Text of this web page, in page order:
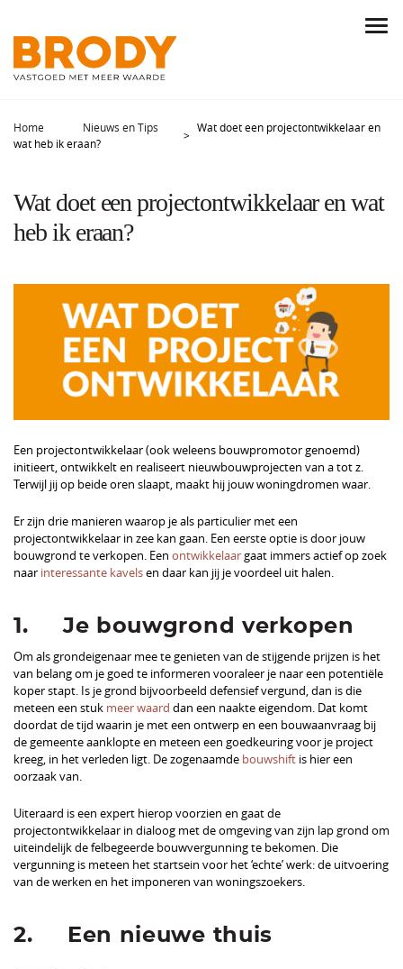
Home Nieuws en Tips
Wat doet een projectontwikkelaar en
wat heb ik eraan?
Wat doet een projectontwikkelaar en wat
heb ik eraan?
Een projectontwikkelaar (ook weleens bouwpromotor genoemd)
initieert, ontwikkelt en realiseert nieuwbouwprojecten van a tot z.
Terwijl jij op beide oren slaapt, maakt hij jouw woningdromen waar.
Er zijn drie manieren waarop je als particulier met een
projectontwikkelaar in zee kan gaan. Een eerste optie is door jouw
bouwgrond te verkopen. Een ontwikkelaargaat immers actief op zoek
naar interessante kavelsen daar kan jij je voordeel uit halen.
1. Je bouwgrond verkopen
Om als grondeigenaar mee te genieten van de stijgende prijzen is het
van belang om je goed te informeren vooraleer je naar een potentiële
koper stapt. Is je grond bijvoorbeeld defensief vergund, dan is die
meteen een stuk meer waard dan een naakte eigendom. Dat komt
doordat de tijd waarin je met een ontwerp en een bouwaanvraag bij
de gemeente aanklopte en meteen een goedkeuring voor je project
kreeg, in het verleden ligt. De zogenaamde bouwshift is hier een
oorzaak van.
Uiteraard is een expert hierop voorzien en gaat de
projectontwikkelaar in dialoog met de omgeving van zijn lap grond om
uiteindelijk de felbegeerde bouwvergunning te bekomen. Die
vergunning is meteen het startsein voor het ‘echte’ werk: de uitvoering
van de werken en het imponeren van woningszoekers.
2. Een nieuwe thuis